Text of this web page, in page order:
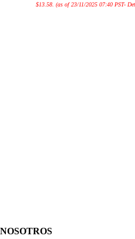
$13.58. (as of 23/11/2025 07:40 PST-
NOSOTROS